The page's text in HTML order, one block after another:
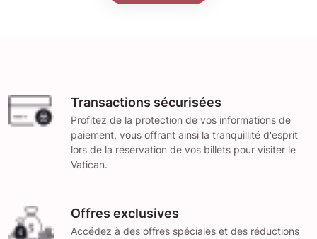
Transactions sécurisées
Profitez de la protection de vos informations de
paiement, vous offrant ainsi la tranquillité d'esprit
lors de la réservation de vos billets pour visiter le
Vatican.
Offres exclusives
Accédez à des offres spéciales et des réductions